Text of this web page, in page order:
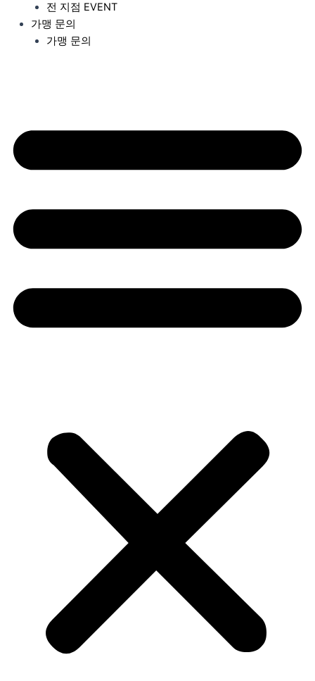
전 지점 EVENT
가맹 문의
가맹 문의